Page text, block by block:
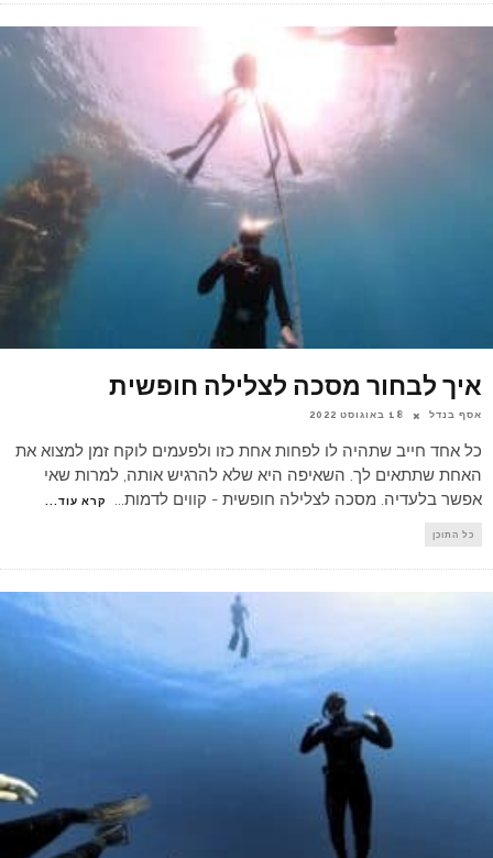
איך לבחור מסכה לצלילה חופשית
אסף בנדל 18 באוגוסט 2022
כל אחד חייב שתהיה לו לפחות אחת כזו ולפעמים לוקח זמן למצוא את
האחת שתתאים לך. השאיפה היא שלא להרגיש אותה, למרות שאי
אפשר בלעדיה. מסכה לצלילה חופשית - קווים לדמות... קרא עוד...
כל התוכן